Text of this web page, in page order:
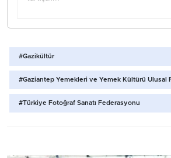
#Gazikültür
#Gaziantep Yemekleri ve Yemek Kültürü Ulusal
#Türkiye Fotoğraf Sanatı Federasyonu